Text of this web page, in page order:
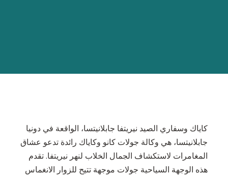
كاياك وسفاري الصيد نيريتفا جابلانيتسا، الواقعة في دونيا
جابلانيتسا، هي وكالة جولات كانو وكاياك رائدة تدعو عشاق
المغامرات لاستكشاف الجمال الخلاب لنهر نيريتفا. تقدم
هذه الوجهة السياحية جولات موجهة تتيح للزوار الانغماس